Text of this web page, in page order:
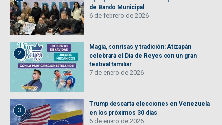
de Bando Municipal
6 de febrero de 2026
2
Magia, sonrisas y tradición: Atizapán
celebrará el Día de Reyes con un gran
festival familiar
7 de enero de 2026
3
Trump descarta elecciones en Venezuela
en los próximos 30 días
6 de enero de 2026